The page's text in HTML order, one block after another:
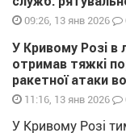
09:26, 13 янв 2026
У Кривому Розі в
отримав тяжкі
ракетної атаки
11:16, 13 янв 2026
У Кривому Розі